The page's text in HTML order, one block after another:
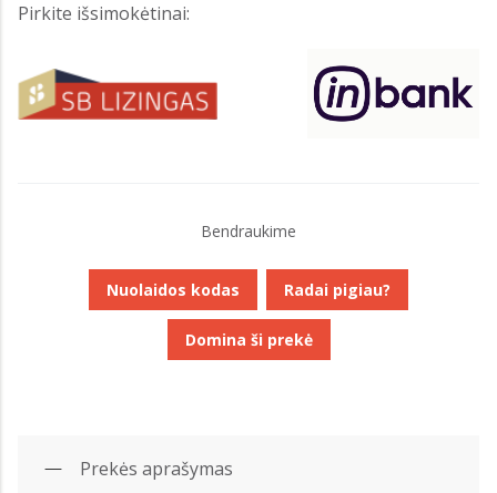
Pirkite išsimokėtinai:
Bendraukime
Nuolaidos kodas Radai pigiau?
Domina ši prekė
Prekės aprašymas